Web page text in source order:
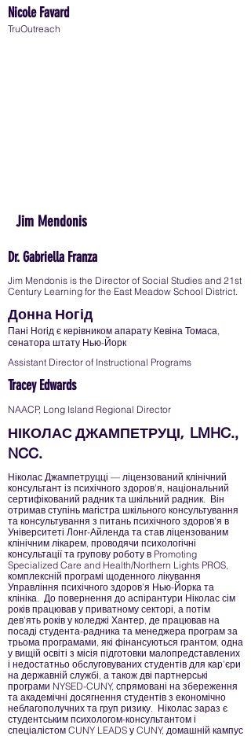
Nicole Favard
TruOutreach
Jim Mendonis
Dr. Gabriella Franza
Jim Mendonis is the Director of Social Studies and 21st
Century Learning for the East Meadow School District.
Донна Ногід
Пані Ногід є керівником апарату Кевіна Томаса,
сенатора штату Нью-Йорк
Assistant Director of Instructional Programs
Tracey Edwards
NAACP, Long Island Regional Director
НІКОЛАС ДЖАМПЕТРУЦІ, LMHC.,
NCC.
Ніколас Джампетруцці — ліцензований клінічний
консультант із психічного здоров’я, національний
сертифікований радник та шкільний радник. Він
отримав ступінь магістра шкільного консультування
та консультування з питань психічного здоров’я в
Університеті Лонг-Айленда та став ліцензованим
клінічним лікарем, проводячи психологічні
консультації та групову роботу в Promoting
Specialized Care and Health/Northern Lights PROS,
комплексній програмі щоденного лікування
Управління психічного здоров’я Нью-Йорка та
клініка. До повернення до аспірантури Ніколас сім
років працював у приватному секторі, а потім
дев’ять років у коледжі Хантер, де працював на
посаді студента-радника та менеджера програм за
трьома програмами, які фінансуються грантом, одна
у вищій освіті з місія підготовки малопредставлених
і недостатньо обслуговуваних студентів для кар’єри
на державній службі, а також дві партнерські
програми NYSED-CUNY, спрямовані на збереження
та академічні досягнення студентів з економічно
неблагополучних та груп ризику. Ніколас зараз є
студентським психологом-консультантом і
спеціалістом CUNY LEADS у CUNY, домашній кампус